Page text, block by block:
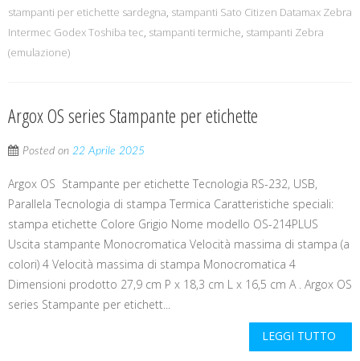
stampanti per etichette sardegna, stampanti Sato Citizen Datamax Zebra
Intermec Godex Toshiba tec, stampanti termiche, stampanti Zebra
(emulazione)
Argox OS series Stampante per etichette
Posted on 22 Aprile 2025
Argox OS Stampante per etichette Tecnologia RS-232, USB,
Parallela Tecnologia di stampa Termica Caratteristiche speciali:
stampa etichette Colore Grigio Nome modello OS-214PLUS
Uscita stampante Monocromatica Velocità massima di stampa (a
colori) 4 Velocità massima di stampa Monocromatica 4
Dimensioni prodotto 27,9 cm P x 18,3 cm L x 16,5 cm A . Argox OS
series Stampante per etichett...
LEGGI TUTTO